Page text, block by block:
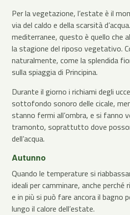
Per la vegetazione, l’estate è il
via del caldo e della scarsità
mediterranee, questo è quello che
la stagione del riposo vegetativo.
naturalmente, come la splendida
sulla spiaggia di Principina.
Durante il giorno i richiami degli
sottofondo sonoro delle cicale,
stanno fermi all’ombra, e si fanno
tramonto, soprattutto dove
dell’acqua.
Autunno
Quando le temperature si
ideali per camminare, anche
e in più si può fare ancora il bagno
lungo il calore dell’estate.